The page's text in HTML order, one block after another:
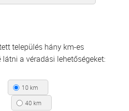
település hány km-es
látni a véradási lehetőségeket:
10 km
40 km